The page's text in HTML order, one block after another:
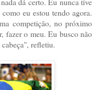
eu estou tendo agora.
competição, no próximo
fazer o meu. Eu busco não
refletiu.